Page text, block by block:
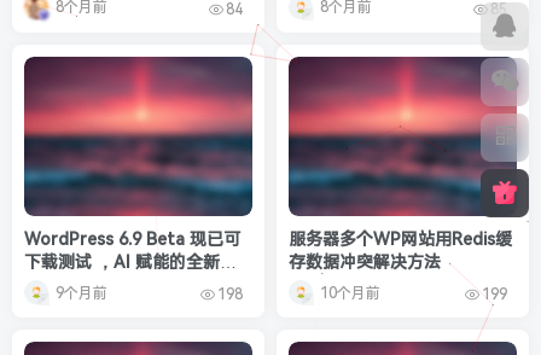
8个月前 84 8个月前 85
WordPress 6.9 Beta 现已可
下载测试 ，AI 赋能的全新时
代来临9个月前 198
服务器多个WP网站用Redis缓
存数据冲突解决方法
10个月前 199